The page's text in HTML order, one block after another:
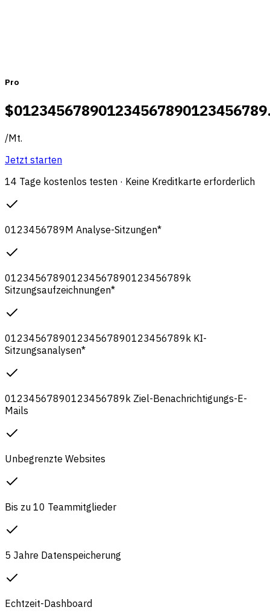
Pro
$012345678901234567890123456789
/Mt.
Jetzt starten
14 Tage kostenlos testen · Keine Kreditkarte erforderlich
0123456789M Analyse-Sitzungen*
012345678901234567890123456789 k
Sitzungsaufzeichnungen*
012345678901234567890123456789 k KI-
Sitzungsanalysen*
01234567890123456789 k Ziel-Benachrichtigungs-E-
Mails
Unbegrenzte Websites
Bis zu 10 Teammitglieder
5 Jahre Datenspeicherung
Echtzeit-Dashboard